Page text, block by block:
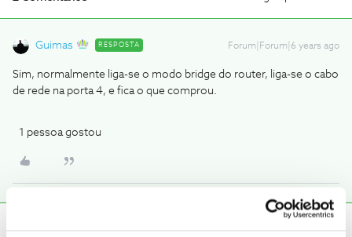
Guimas RESPOSTA Forum|Forum|6 years ago
Sim, normalmente liga-se o modo bridge do router, liga-se o cabo
de rede na porta 4, e fica o que comprou.
1 pessoa gostou